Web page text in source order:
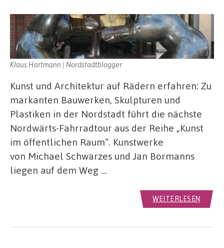
Klaus Hartmann | Nordstadtblogger
Kunst und Architektur auf Rädern erfahren: Zu
markanten Bauwerken, Skulpturen und
Plastiken in der Nordstadt führt die nächste
Nordwärts-Fahrradtour aus der Reihe „Kunst
im öffentlichen Raum“. Kunstwerke
von Michael Schwarzes und Jan Bormanns
liegen auf dem Weg …
WEITERLESEN